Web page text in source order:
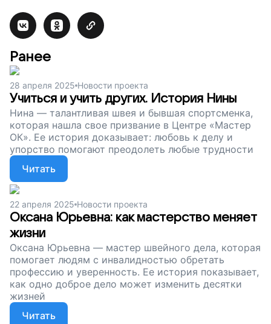
Ранее
28 апреля 2025 Новости проекта
Учиться и учить других. История Нины
Нина — талантливая швея и бывшая спортсменка,
которая нашла свое призвание в Центре «Мастер
ОК». Ее история доказывает: любовь к делу и
упорство помогают преодолеть любые трудности
Читать
22 апреля 2025 Новости проекта
Оксана Юрьевна: как мастерство меняет
жизни
Оксана Юрьевна — мастер швейного дела, которая
помогает людям с инвалидностью обретать
профессию и уверенность. Ее история показывает,
как одно доброе дело может изменить десятки
жизней
Читать